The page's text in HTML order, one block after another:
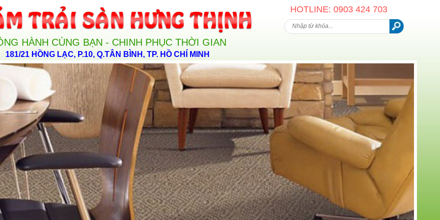
HÀNH CÙNG BẠN - CHINH PHỤC THỜI GIAN
181/21 HỒNG LẠC, P.10, Q.TÂN BÌNH, TP. HỒ CHÍ MINH
HOTLINE: 0903 424 703